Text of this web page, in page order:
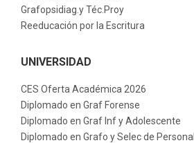
Grafopsidiag.y Téc.Proy
Reeducación por la Escritura
UNIVERSIDAD
CES Oferta Académica 2026
Diplomado en Graf Forense
Diplomado en Graf Inf y Adolescente
Diplomado en Grafo y Selec de Personal